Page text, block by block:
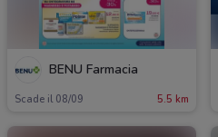
BENU Farmacia
Scade il 08/09 5.5 km